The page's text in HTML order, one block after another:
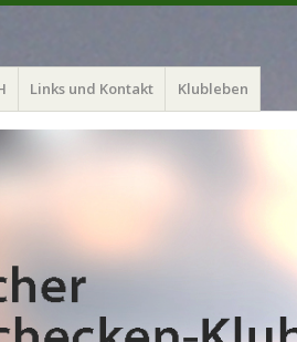
Links und Kontakt Klubleben